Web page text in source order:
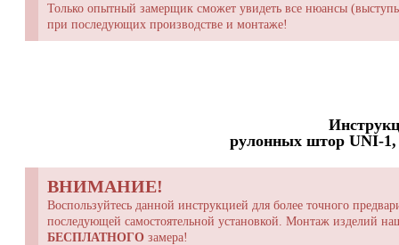
Только опытный замерщик сможет увидеть все нюансы
при последующих производстве и монтаже!
рулонных штор UNI-
ВНИМАНИЕ!
Воспользуйтесь данной инструкцией для более точного
последующей самостоятельной установкой. Монтаж изделий
БЕСПЛАТНОГО замера!